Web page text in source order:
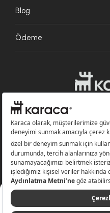
Blog
Ödeme
Websitesinde kullanılan
Karaca.com © 2026 - Karaca